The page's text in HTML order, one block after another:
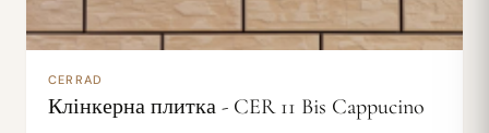
CERRAD
Клінкерна плитка - CER 11 Bis Cappucino